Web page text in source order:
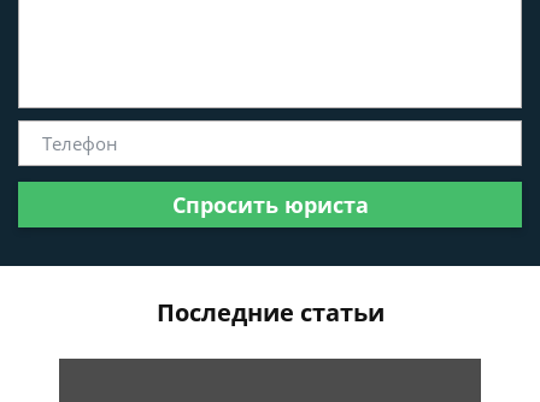
Спросить юриста
Последние статьи